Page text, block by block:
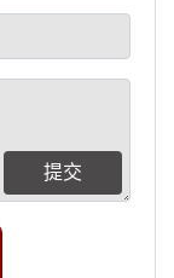
提交